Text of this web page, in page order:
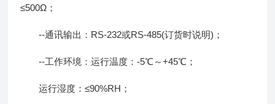
≤500Ω；
--通讯输出：RS-232或RS-485(订货时说明)；
--工作环境：运行温度：-5℃～+45℃；
运行湿度：≤90%RH；